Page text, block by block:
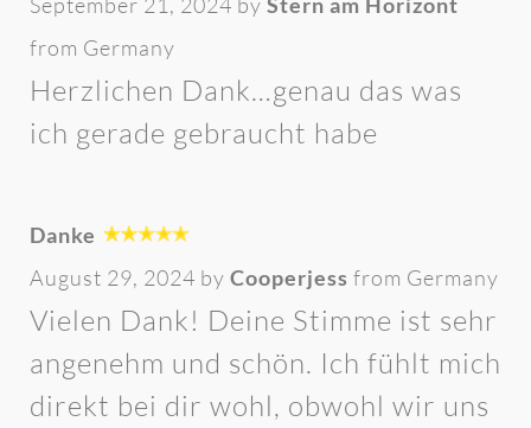
September 21, 2024 by Stern am Horizont
from Germany
Herzlichen Dank…genau das was
ich gerade gebraucht habe
Danke
August 29, 2024 by Cooperjess from Germany
Vielen Dank! Deine Stimme ist sehr
angenehm und schön. Ich fühlt mich
direkt bei dir wohl, obwohl wir uns